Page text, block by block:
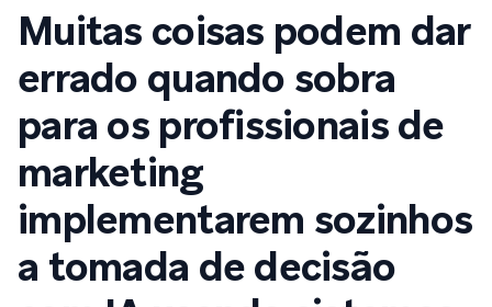
Muitas coisas podem dar
errado quando sobra
para os profissionais de
marketing
implementarem sozinhos
a tomada de decisão